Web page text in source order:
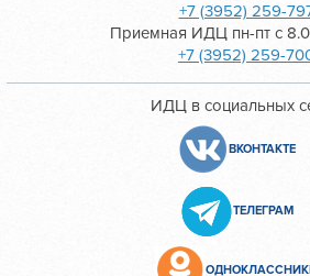
+7 (3952) 259-
Приемная ИДЦ пн-пт с
+7 (3952) 259-
ИДЦ в социальных
ВКОНТАКТЕ
ТЕЛЕГРАМ